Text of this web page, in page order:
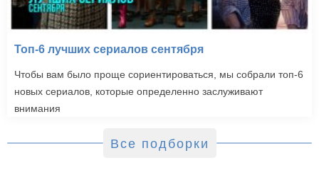
Топ-6 лучших сериалов сентября
Чтобы вам было проще сориентироваться, мы собрали топ-6
новых сериалов, которые определенно заслуживают
внимания
Все подборки